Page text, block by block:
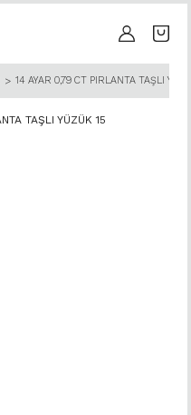
14 AYAR 0,79 CT PIRLANTA TAŞLI